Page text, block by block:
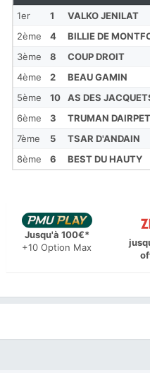
1er 1 VALKO JENILAT
2ème
4 BILLIE DE
3ème
8 COUP DROIT
4ème
2 BEAU GAMIN
5ème
10 AS DES
6ème
3 TRUMAN DAIRPET
7ème
5 TSAR D'ANDAIN
8ème
6 BEST DU HAUTY
Jusqu'à 100€*
+10 Option Max